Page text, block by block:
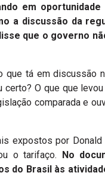
em oportunidade
a discussão da
que o governo
tá em discussão
certo? O que que
comparada e
expostos por Donald
o tarifaço.
No
do Brasil às